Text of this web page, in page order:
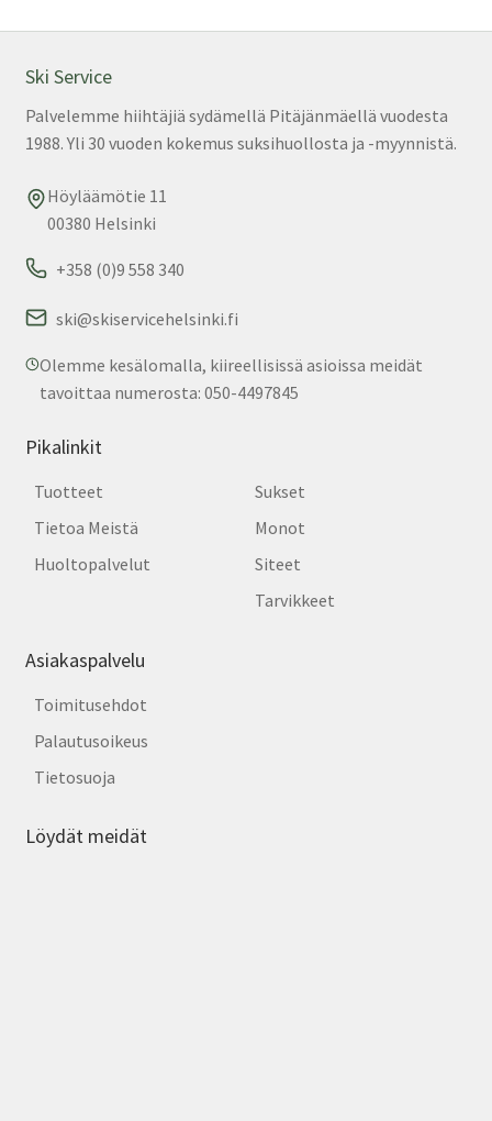
Ski Service
Palvelemme hiihtäjiä sydämellä Pitäjänmäellä vuodesta
1988. Yli 30 vuoden kokemus suksihuollosta ja -myynnistä.
Höyläämötie 11
00380 Helsinki
+358 (0)9 558 340
ski@skiservicehelsinki.fi
Olemme kesälomalla, kiireellisissä asioissa meidät
tavoittaa numerosta: 050-4497845
Pikalinkit
Tuotteet
Tietoa Meistä
Huoltopalvelut
Sukset
Monot
Siteet
Tarvikkeet
Asiakaspalvelu
Toimitusehdot
Palautusoikeus
Tietosuoja
Löydät meidät